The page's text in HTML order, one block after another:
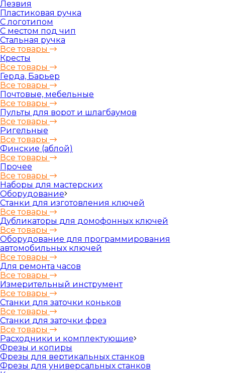
Лезвия
Пластиковая ручка
С логотипом
С местом под чип
Стальная ручка
Все товары
Кресты
Все товары
Герда, Барьер
Все товары
Почтовые, мебельные
Все товары
Пульты для ворот и шлагбаумов
Все товары
Ригельные
Все товары
Финские (аблой)
Все товары
Прочее
Все товары
Наборы для мастерских
Оборудование
Станки для изготовления ключей
Все товары
Дубликаторы для домофонных ключей
Все товары
Оборудование для программирования
автомобильных ключей
Все товары
Для ремонта часов
Все товары
Измерительный инструмент
Все товары
Станки для заточки коньков
Все товары
Станки для заточки фрез
Все товары
Расходники и комплектующие
Фрезы и копиры
Фрезы для вертикальных станков
Фрезы для универсальных станков